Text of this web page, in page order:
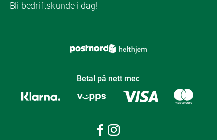
Bli bedriftskunde i dag!
Betal på nett med